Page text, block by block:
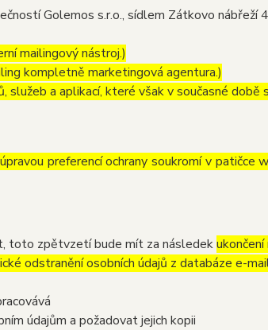
Golemos s.r.o., sídlem Zátkovo nábřeží
mailingový nástroj.)
kompletně marketingová agentura.)
a aplikací, které však v současné době
preferencí ochrany soukromí v patičce
toto zpětvzetí bude mít za následek
odstranění osobních údajů z databáze e-
údajům a požadovat jejich kopii